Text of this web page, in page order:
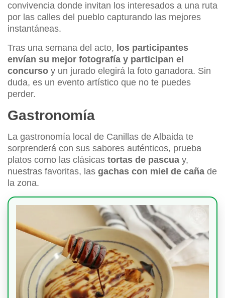
convivencia donde invitan los interesados a una ruta
por las calles del pueblo capturando las mejores
instantáneas.
Tras una semana del acto, los participantes
envían su mejor fotografía y participan el
concurso y un jurado elegirá la foto ganadora. Sin
duda, es un evento artístico que no te puedes
perder.
Gastronomía
La gastronomía local de Canillas de Albaida te
sorprenderá con sus sabores auténticos, prueba
platos como las clásicas tortas de pascua y,
nuestras favoritas, las gachas con miel de caña de
la zona.